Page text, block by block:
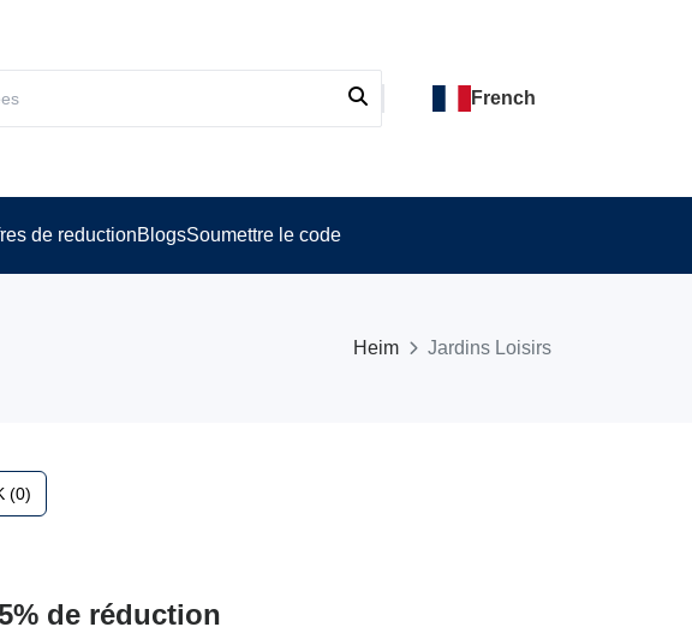
French
de reductionBlogsSoumettre le code
Heim Jardins Loisirs
(0)
de réduction